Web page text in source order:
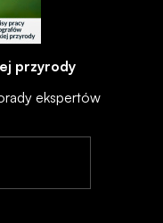
przyrody
ekspertów